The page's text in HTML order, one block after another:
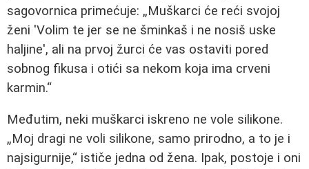
sagovornica primećuje:
Muškarci će reći svojoj
ženi 'Volim te jer se ne šminkaš i ne nosiš uske
haljine', ali na prvoj žurci će vas ostaviti pored
sobnog fikusa i otići sa nekom koja ima crveni
karmin.
Međutim, neki muškarci iskreno ne vole silikone.
Moj dragi ne voli silikone, samo prirodno, a to je i
najsigurnije, ističe jedna od žena. Ipak, postoje i oni